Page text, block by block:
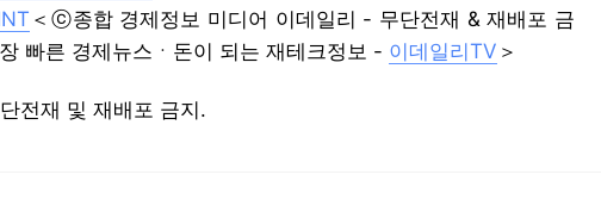
＜ⓒ종합 경제정보 미디어 이데일리 - 무단전재 & 재배포 금
빠른 경제뉴스ㆍ돈이 되는 재테크정보 - 이데일리TV ＞
전재 및 재배포 금지.